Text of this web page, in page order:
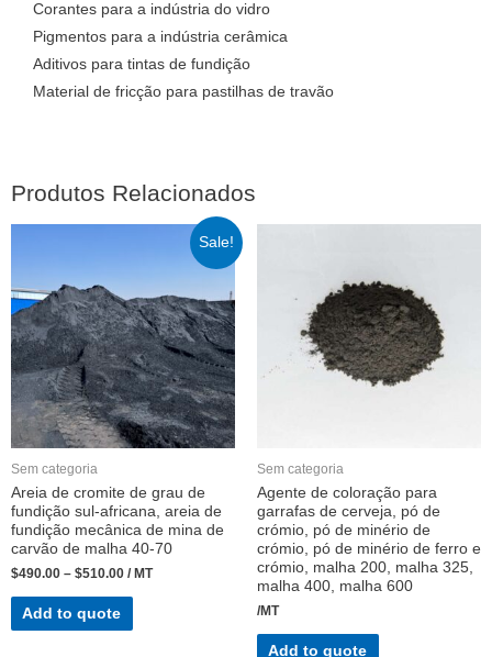
Corantes para a indústria do vidro
Pigmentos para a indústria cerâmica
Aditivos para tintas de fundição
Material de fricção para pastilhas de travão
Produtos Relacionados
Sale!
Sem categoria
Areia de cromite de grau de
fundição sul-africana, areia de
fundição mecânica de mina de
carvão de malha 40-70
$490.00 – $510.00 / MT
Add to quote
Sem categoria
Agente de coloração para
garrafas de cerveja, pó de
crómio, pó de minério de
crómio, pó de minério de ferro e
crómio, malha 200, malha 325,
malha 400, malha 600
/MT
Add to quote